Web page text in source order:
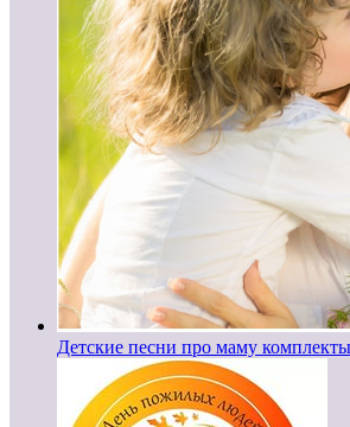
Детские песни про маму